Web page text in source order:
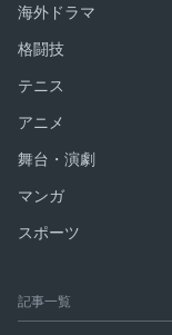
海外ドラマ
格闘技
テニス
アニメ
舞台・演劇
マンガ
スポーツ
記事一覧